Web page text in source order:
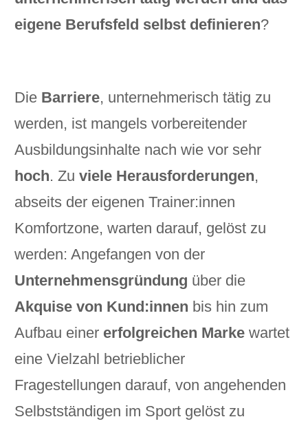
eigene Berufsfeld selbst definieren?
Die Barriere, unternehmerisch tätig zu
werden, ist mangels vorbereitender
Ausbildungsinhalte nach wie vor sehr
hoch. Zu viele Herausforderungen,
abseits der eigenen Trainer:innen
Komfortzone, warten darauf, gelöst zu
werden: Angefangen von der
Unternehmensgründung über die
Akquise von Kund:innen bis hin zum
Aufbau einer erfolgreichen Marke wartet
eine Vielzahl betrieblicher
Fragestellungen darauf, von angehenden
Selbstständigen im Sport gelöst zu